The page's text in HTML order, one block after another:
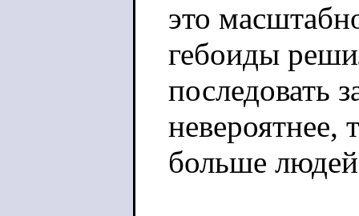
это
гебоиды
последовать
невероятнее,
больше